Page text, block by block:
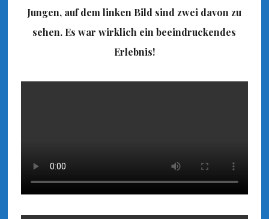
Jungen, auf dem linken Bild sind zwei davon zu
sehen. Es war wirklich ein beeindruckendes
Erlebnis!